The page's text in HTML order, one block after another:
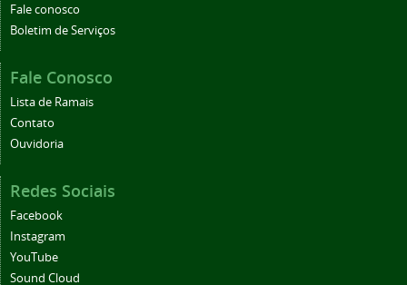
Fale conosco
Boletim de Serviços
Fale Conosco
Lista de Ramais
Contato
Ouvidoria
Redes Sociais
Facebook
Instagram
YouTube
Sound Cloud